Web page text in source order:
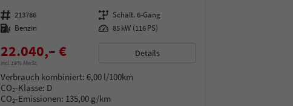
Fahrzeugnummer 213786 Getriebe Schalt. 6-Gang
Kraftstoff Benzin Leistung 85 kW (116 PS)
22.040,– €
incl. 19% MwSt.
Details
Verbrauch kombiniert: 6,00 l/100km
CO2-Klasse: D
CO2-Emissionen: 135,00 g/km